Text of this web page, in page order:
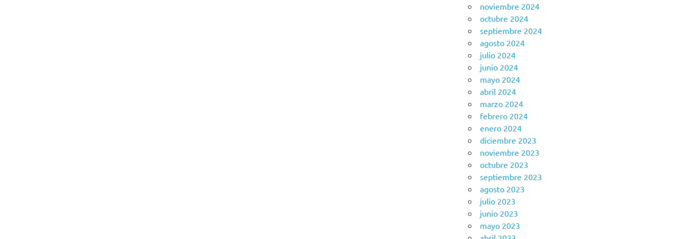
noviembre 2024
octubre 2024
septiembre 2024
agosto 2024
julio 2024
junio 2024
mayo 2024
abril 2024
marzo 2024
febrero 2024
enero 2024
diciembre 2023
noviembre 2023
octubre 2023
septiembre 2023
agosto 2023
julio 2023
junio 2023
mayo 2023